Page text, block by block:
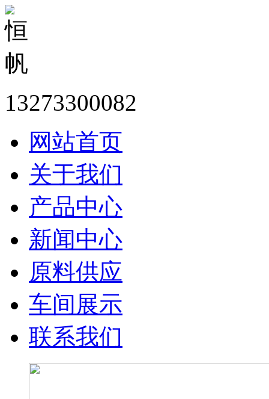
13273300082
网站首页
关于我们
产品中心
新闻中心
原料供应
车间展示
联系我们